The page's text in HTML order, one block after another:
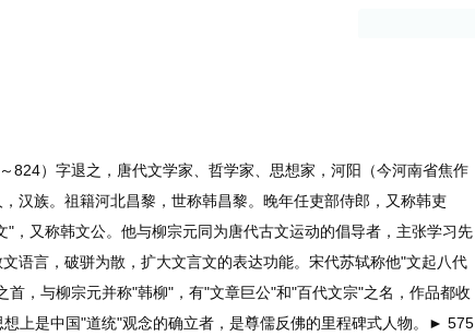
824）字退之，唐代文学家、哲学家、思想家，河阳（今河南省焦作
汉族。祖籍河北昌黎，世称韩昌黎。晚年任吏部侍郎，又称韩吏
"，又称韩文公。他与柳宗元同为唐代古文运动的倡导者，主张学习先
语言，破骈为散，扩大文言文的表达功能。宋代苏轼称他"文起八代
首，与柳宗元并称"韩柳"，有"文章巨公"和"百代文宗"之名，作品都收
上是中国"道统"观念的确立者，是尊儒反佛的里程碑式人物。► 575